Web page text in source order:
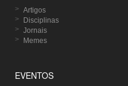
Artigos
Disciplinas
Jornais
Memes
EVENTOS